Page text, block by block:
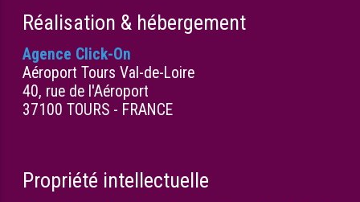
Réalisation & hébergement
Agence Click-On
Aéroport Tours Val-de-Loire
40, rue de l'Aéroport
37100 TOURS - FRANCE
Propriété intellectuelle